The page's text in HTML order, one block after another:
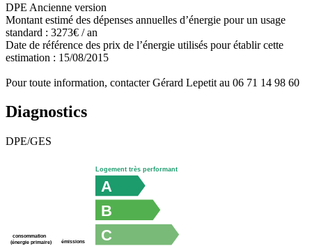
DPE Ancienne version
Montant estimé des dépenses annuelles d’énergie pour un usage
standard : 3273€ / an
Date de référence des prix de l’énergie utilisés pour établir cette
estimation : 15/08/2015
Pour toute information, contacter Gérard Lepetit au 06 71 14 98 60
Diagnostics
DPE/GES
consommation
(énergie primaire)
émissions C
B
A
Logement très performant